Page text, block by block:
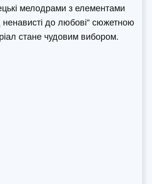
мелодрами з елементами
ненависті до любові” сюжетною
стане чудовим вибором.